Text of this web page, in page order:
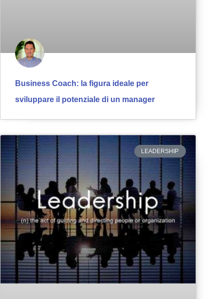
Business Coach: la figura ideale per
sviluppare il potenziale di un manager
LEADERSHIP